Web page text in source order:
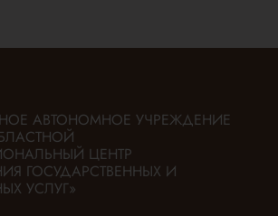
АВТОНОМНОЕ УЧРЕЖДЕНИЕ
ЦЕНТР
ГОСУДАРСТВЕННЫХ И
УСЛУГ»